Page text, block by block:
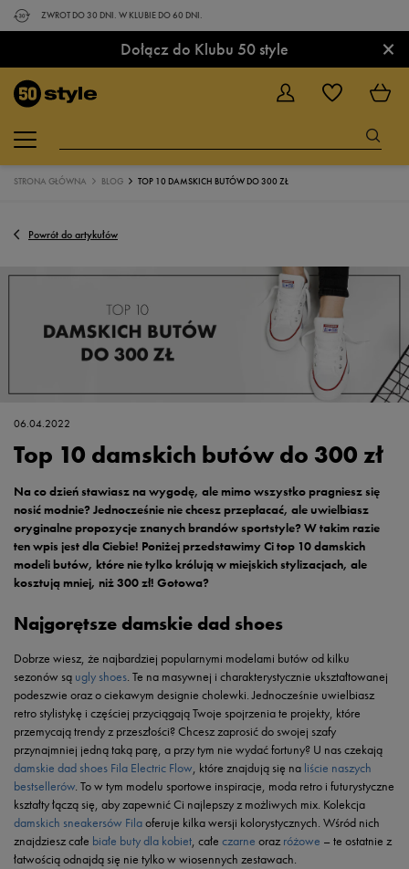
ZWROT DO 30 DNI. W KLUBIE DO 60 DNI.
Dołącz do Klubu 50 style ×
STRONA GŁÓWNA BLOG TOP 10 DAMSKICH BUTÓW DO 300 ZŁ
Powrót do artykułów
06.04.2022
Top 10 damskich butów do 300 zł
Na co dzień stawiasz na wygodę, ale mimo wszystko pragniesz się
nosić modnie? Jednocześnie nie chcesz przepłacać, ale uwielbiasz
oryginalne propozycje znanych brandów sportstyle? W takim razie
ten wpis jest dla Ciebie! Poniżej przedstawimy Ci top 10 damskich
modeli butów, które nie tylko królują w miejskich stylizacjach, ale
kosztują mniej, niż 300 zł! Gotowa?
Najgorętsze damskie dad shoes
Dobrze wiesz, że najbardziej popularnymi modelami butów od kilku
sezonów są ugly shoes. Te na masywnej i charakterystycznie ukształtowanej
podeszwie oraz o ciekawym designie cholewki. Jednocześnie uwielbiasz
retro stylistykę i częściej przyciągają Twoje spojrzenia te projekty, które
przemycają trendy z przeszłości? Chcesz zaprosić do swojej szafy
przynajmniej jedną taką parę, a przy tym nie wydać fortuny? U nas czekają
damskie dad shoes Fila Electric Flow, które znajdują się na liście naszych
bestsellerów. To w tym modelu sportowe inspiracje, moda retro i futurystyczne
kształty łączą się, aby zapewnić Ci najlepszy z możliwych mix. Kolekcja
damskich sneakersów Filaoferuje kilka wersji kolorystycznych. Wśród nich
znajdziesz całe białe buty dla kobiet, całe czarne oraz różowe – te ostatnie z
łatwością odnajdą się nie tylko w wiosennych zestawach.